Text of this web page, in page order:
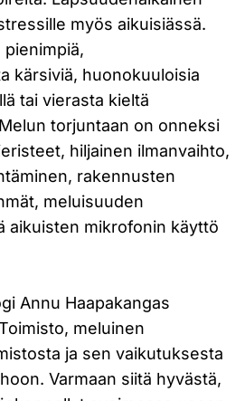
myös aikuisiässä.
kärsiviä, huonokuuloisia
tai vierasta kieltä
torjuntaan on onneksi
hiljainen ilmanvaihto,
rakennusten
meluisuuden
aikuisten mikrofonin käyttö
Annu Haapakangas
meluinen
ja sen vaikutuksesta
Varmaan siitä hyvästä,